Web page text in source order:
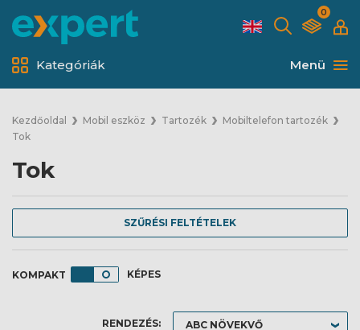
0
Menü
Kategóriák
Kezdőoldal Mobil eszköz Tartozék
Mobiltelefon tartozék
Tok
Tok
SZŰRÉSI FELTÉTELEK
KÉPES
RENDEZÉS: